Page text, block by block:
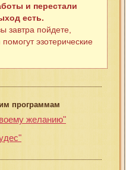
и перестали
есть.
завтра пойдете,
эзотерические
программам
желанию"